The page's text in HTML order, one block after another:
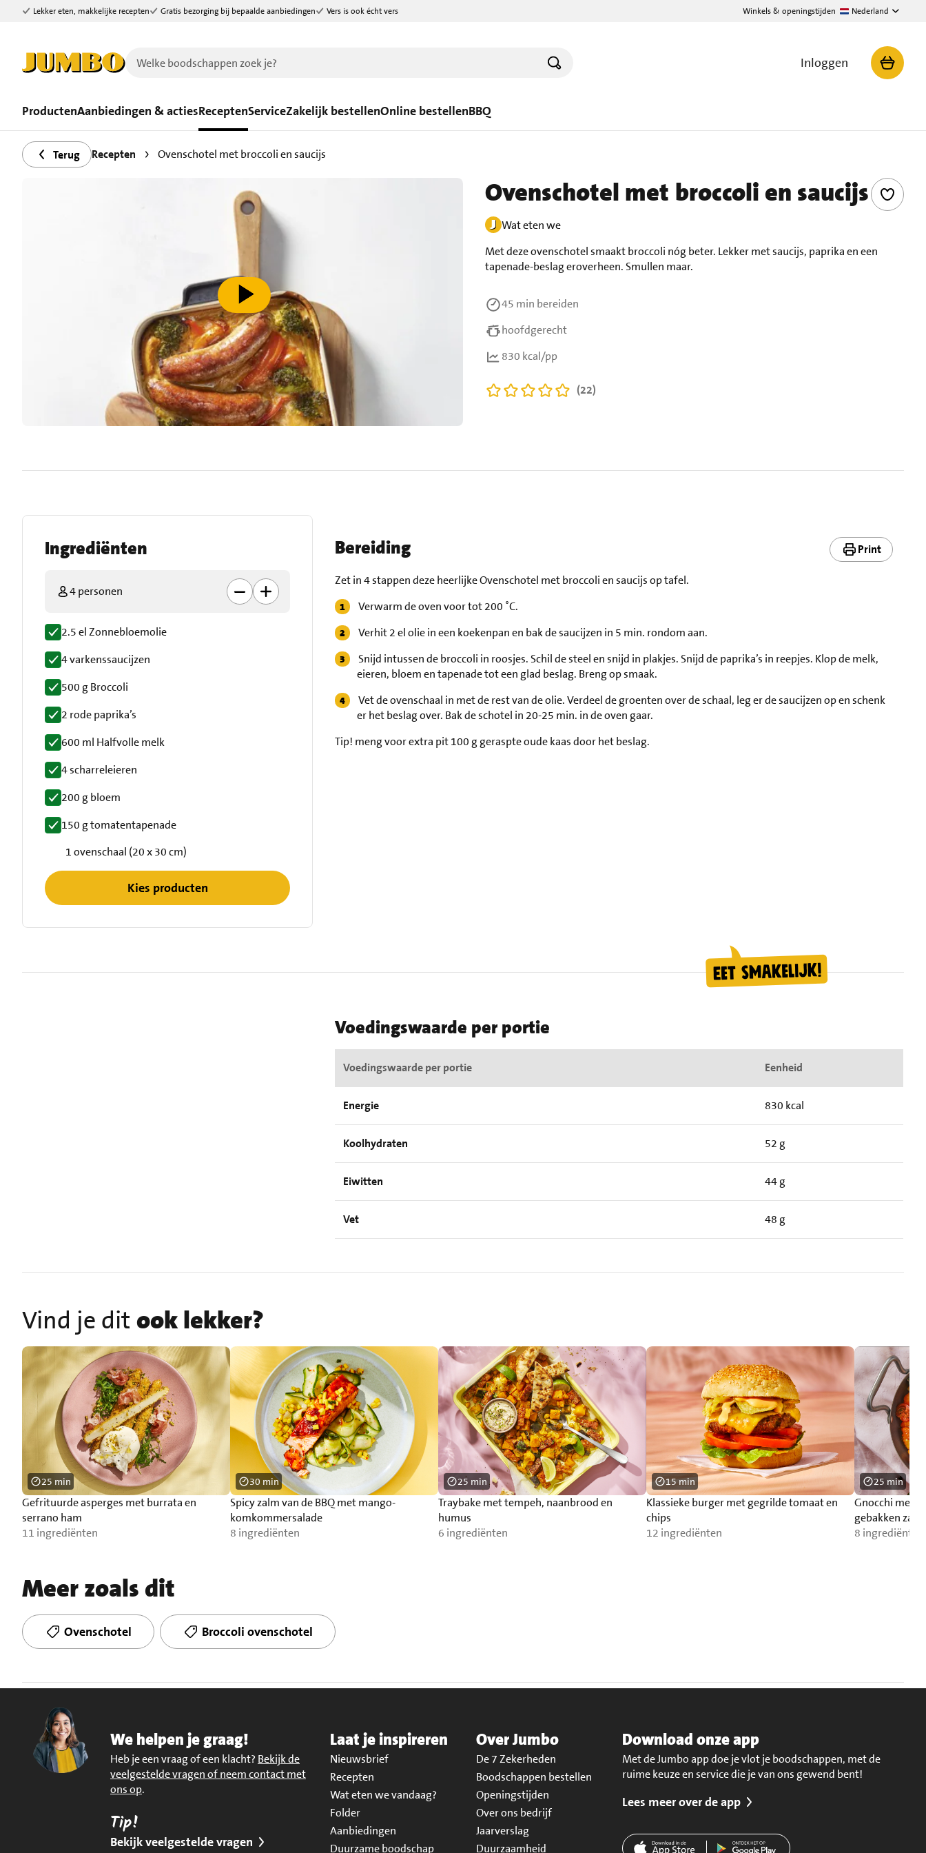
Ga naar zoeken
Ga naar hoofdinhoud
Lekker eten, makkelijke recepten Gratis bezorging bij bepaalde aanbiedingen Vers is ook écht vers Winkels & openingstijden Nederland
Inloggen
ProductenAanbiedingen & actiesReceptenServiceZakelijk bestellenOnline bestellenBBQ
Terug Recepten Ovenschotel met broccoli en saucijs
speel video af
Ovenschotel met broccoli en saucijs
Wat eten we
Met deze ovenschotel smaakt broccoli nóg beter. Lekker met saucijs, paprika en een
tapenade-beslag eroverheen. Smullen maar.
45 min bereiden
hoofdgerecht
830 kcal/pp
(22)
Ingrediënten
4 personen
2.5 el Zonnebloemolie
4 varkenssaucijzen
500 g Broccoli
2 rode paprika’s
600 ml Halfvolle melk
4 scharreleieren
200 g bloem
150 g tomatentapenade
1 ovenschaal (20 x 30 cm)
Kies producten
Bereiding Print
Zet in 4 stappen deze heerlijke Ovenschotel met broccoli en saucijs op tafel.
Verwarm de oven voor tot 200 ˚C.
Verhit 2 el olie in een koekenpan en bak de saucijzen in 5 min. rondom aan.
Snijd intussen de broccoli in roosjes. Schil de steel en snijd in plakjes. Snijd de paprika’s in reepjes. Klop de melk,
eieren, bloem en tapenade tot een glad beslag. Breng op smaak.
Vet de ovenschaal in met de rest van de olie. Verdeel de groenten over de schaal, leg er de saucijzen op en schenk
er het beslag over. Bak de schotel in 20-25 min. in de oven gaar.
Tip! meng voor extra pit 100 g geraspte oude kaas door het beslag.
Voedingswaarde per portie
Voedingswaarde per portie Eenheid
Energie 830 kcal
Koolhydraten 52 g
Eiwitten 44 g
Vet 48 g
Vind je ditook lekker?
Gefrituurde asperges met burrata en
serrano ham
11 ingrediënten
25 min
Spicy zalm van de BBQ met mango-
komkommersalade
8 ingrediënten
30 min
Traybake met tempeh, naanbrood en
humus
6 ingrediënten
25 min
Klassieke burger met gegrilde tomaat en
chips
12 ingrediënten
15 min
Gnocchi met
gebakken zalm
8 ingrediënten
25 min
Meer zoals dit
Ovenschotel Broccoli ovenschotel
We helpen je graag!
Heb je een vraag of een klacht? Bekijk de
veelgestelde vragen of neem contact met
ons op.
Tip!
Bekijk veelgestelde vragen
Laat je inspireren
Nieuwsbrief
Recepten
Wat eten we vandaag?
Folder
Aanbiedingen
Duurzame boodschap
Over Jumbo
De 7 Zekerheden
Boodschappen bestellen
Openingstijden
Over ons bedrijf
Jaarverslag
Duurzaamheid
Download onze app
Met de Jumbo app doe je vlot je boodschappen, met de
ruime keuze en service die je van ons gewend bent!
Lees meer over de app